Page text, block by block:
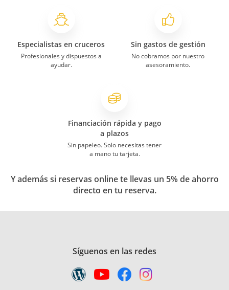
Especialistas en cruceros
Profesionales y dispuestos a
ayudar.
Sin gastos de gestión
No cobramos por nuestro
asesoramiento.
Financiación rápida y pago
a plazos
Sin papeleo. Solo necesitas tener
a mano tu tarjeta.
Y además si reservas online te llevas un 5% de ahorro
directo en tu reserva.
Síguenos en las redes